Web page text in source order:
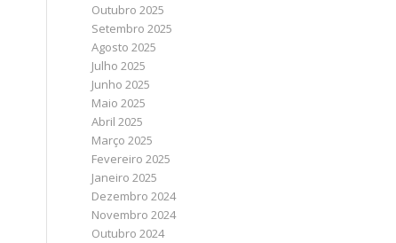
Outubro 2025
Setembro 2025
Agosto 2025
Julho 2025
Junho 2025
Maio 2025
Abril 2025
Março 2025
Fevereiro 2025
Janeiro 2025
Dezembro 2024
Novembro 2024
Outubro 2024